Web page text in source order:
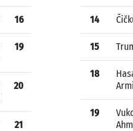
16
19
20
21
14
15
18
19